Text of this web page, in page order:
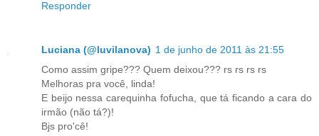
Responder
Luciana (@luvilanova) 1 de junho de 2011 às 21:55
Como assim gripe??? Quem deixou??? rs rs rs rs
Melhoras pra você, linda!
E beijo nessa carequinha fofucha, que tá ficando a cara do
irmão (não tá?)!
Bjs pro'cê!